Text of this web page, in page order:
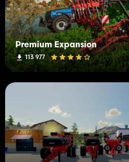
Premium Expansion
113 977